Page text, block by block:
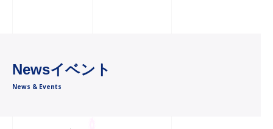
Newsイベント
News & Events